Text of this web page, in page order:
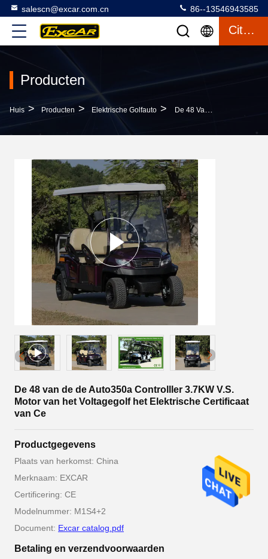
salescn@excar.com.cn 86--13546943585
Citaat
Producten
Huis > Producten > Elektrische Golfauto > De 48 Van De De Auto350a Controlller 3.7KW V.S. Motor Van Het Voltagegolf Het Elektrische Certificaat Van Ce
De 48 van de de Auto350a Controlller 3.7KW V.S.
Motor van het Voltagegolf het Elektrische Certificaat
van Ce
Productgegevens
Plaats van herkomst: China
Merknaam: EXCAR
Certificering: CE
Modelnummer: M1S4+2
Document: Excar catalog.pdf
Betaling en verzendvoorwaarden